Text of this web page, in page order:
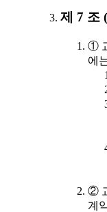
제 7 조
①
에
②
계